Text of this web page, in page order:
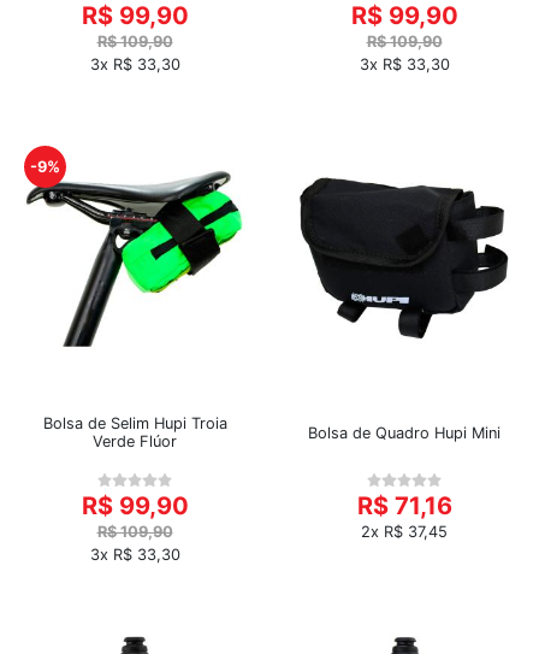
R$ 99,90
R$ 109,90
3x R$ 33,30
R$ 99,90
R$ 109,90
3x R$ 33,30
-9%
Bolsa de Selim Hupi Troia
Verde Flúor
R$ 99,90
R$ 109,90
3x R$ 33,30
Bolsa de Quadro Hupi Mini
R$ 71,16
2x R$ 37,45